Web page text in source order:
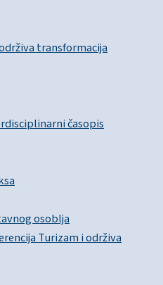
transformacija
časopis
osoblja
Turizam i održiva